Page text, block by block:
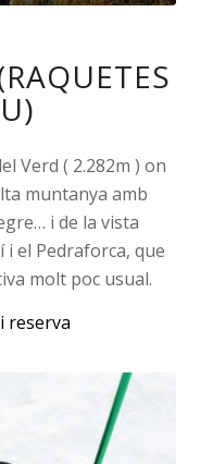
Verd ( 2.282m ) on
muntanya amb
i de la vista
i el Pedraforca, que
molt poc usual.
reserva